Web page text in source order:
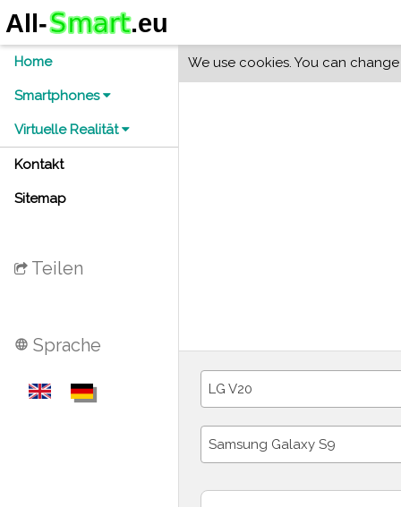
Home
Smartphones
Virtuelle Realität
Kontakt
Sitemap
Teilen
language Sprache
We use cookies. You can
LG V20
Samsung Galaxy S9